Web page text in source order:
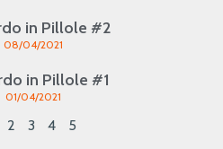
in Pillole #2
08/04/2021
in Pillole #1
01/04/2021
2 3 4 5